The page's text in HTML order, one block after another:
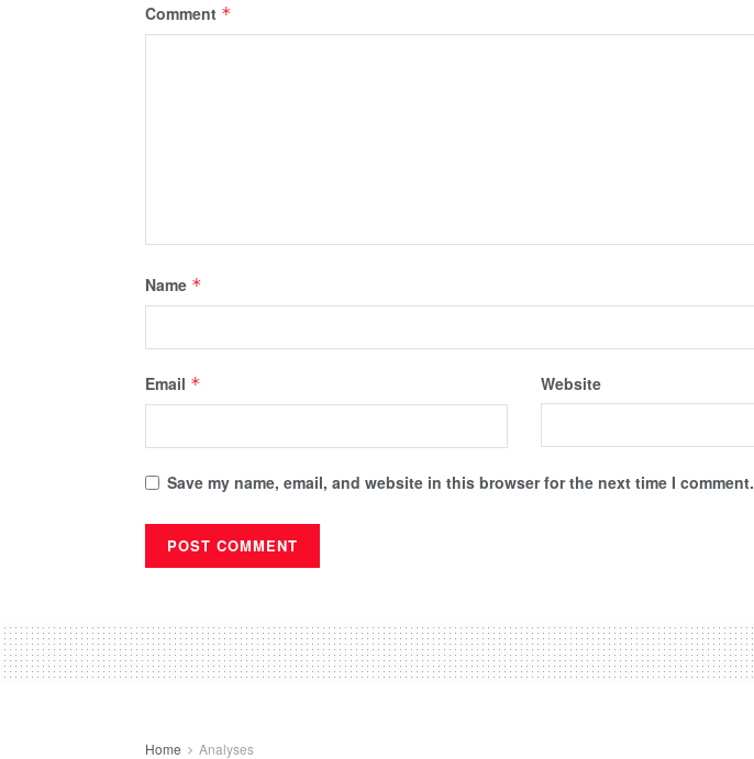
Comment *
Name *
Email * Website
Save my name, email, and website in this browser for the next time I comment.
Home Analyses